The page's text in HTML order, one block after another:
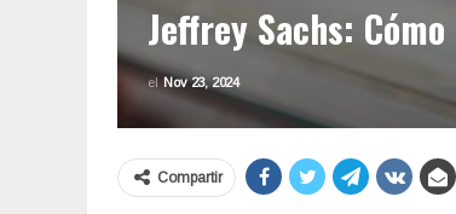
Jeffrey Sachs:
el Nov 23, 2024
Compartir